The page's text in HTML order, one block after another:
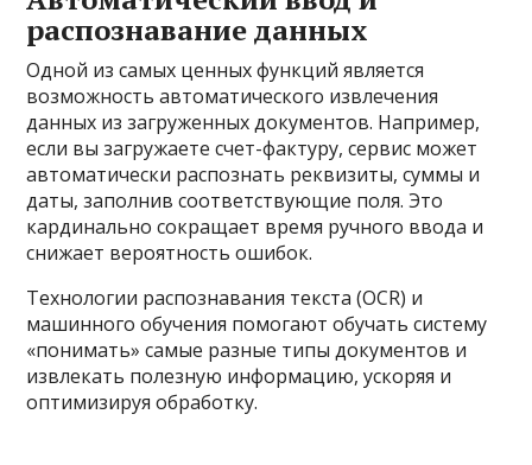
распознавание данных
Одной из самых ценных функций является
возможность автоматического извлечения
данных из загруженных документов. Например,
если вы загружаете счет-фактуру, сервис может
автоматически распознать реквизиты, суммы и
даты, заполнив соответствующие поля. Это
кардинально сокращает время ручного ввода и
снижает вероятность ошибок.
Технологии распознавания текста (OCR) и
машинного обучения помогают обучать систему
«понимать» самые разные типы документов и
извлекать полезную информацию, ускоряя и
оптимизируя обработку.